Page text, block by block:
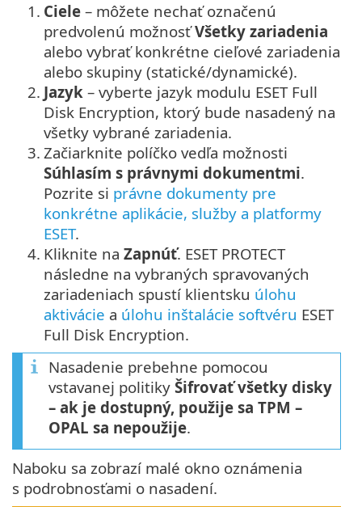
1. Ciele – môžete nechať označenú
predvolenú možnosťVšetky zariadenia
alebo vybrať konkrétne cieľové zariadenia
alebo skupiny (statické/dynamické).
2. Jazyk – vyberte jazyk modulu ESET Full
Disk Encryption, ktorý bude nasadený na
všetky vybrané zariadenia.
3. Začiarknite políčko vedľa možnosti
Súhlasím s právnymi dokumentmi.
Pozrite si právne dokumenty pre
konkrétne aplikácie, služby a platformy
ESET.
4. Kliknite na Zapnúť. ESET PROTECT
následne na vybraných spravovaných
zariadeniach spustí klientsku úlohu
aktivácie a úlohu inštalácie softvéru ESET
Full Disk Encryption.
Nasadenie prebehne pomocou
vstavanej politiky Šifrovať všetky disky
– ak je dostupný, použije sa TPM –
OPAL sa nepoužije.
Naboku sa zobrazí malé okno oznámenia
s podrobnosťami o nasadení.